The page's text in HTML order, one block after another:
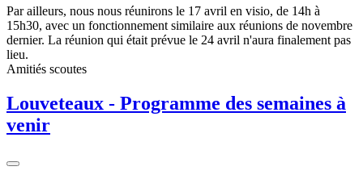
Par ailleurs, nous nous réunirons le 17 avril en visio, de 14h à
15h30, avec un fonctionnement similaire aux réunions de novembre
dernier. La réunion qui était prévue le 24 avril n'aura finalement pas
lieu.
Amitiés scoutes
Louveteaux - Programme des semaines à
venir